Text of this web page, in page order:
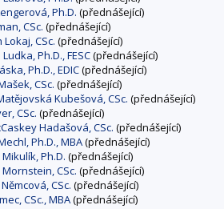
Ph.D. (přednášející)
CSc. (přednášející)
CSc. (přednášející)
Ph.D., FESC(přednášející)
Ph.D., EDIC(přednášející)
CSc. (přednášející)
Kubešová, CSc. (přednášející)
CSc. (přednášející)
Hadašová, CSc. (přednášející)
Ph.D., MBA(přednášející)
Ph.D. (přednášející)
CSc. (přednášející)
CSc. (přednášející)
CSc., MBA(přednášející)